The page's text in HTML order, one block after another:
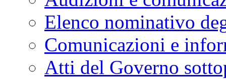
Elenco nominativo
Comunicazioni e
Atti del Governo